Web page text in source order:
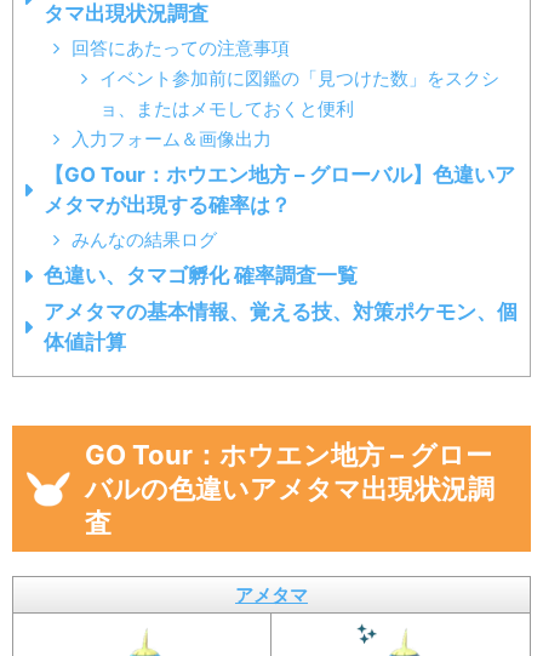
タマ出現状況調査
回答にあたっての注意事項
イベント参加前に図鑑の「見つけた数」をスクシ
ョ、またはメモしておくと便利
入力フォーム＆画像出力
【GO Tour：ホウエン地方 – グローバル】色違いア
メタマが出現する確率は？
みんなの結果ログ
色違い、タマゴ孵化 確率調査一覧
アメタマの基本情報、覚える技、対策ポケモン、個
体値計算
GO Tour：ホウエン地方 – グロー
バルの色違いアメタマ出現状況調
査
アメタマ